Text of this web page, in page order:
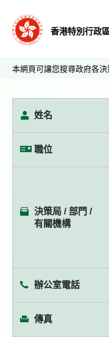
香港特別行政
本網頁可讓您搜尋政府各
姓名
職位
決策局 / 部門 /
有關機構
辦公室電話
傳真